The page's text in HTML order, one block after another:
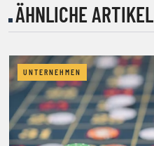
ÄHNLICHE ARTIKEL
UNTERNEHMEN